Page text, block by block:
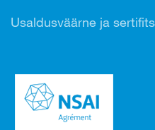
Usaldusväärne ja